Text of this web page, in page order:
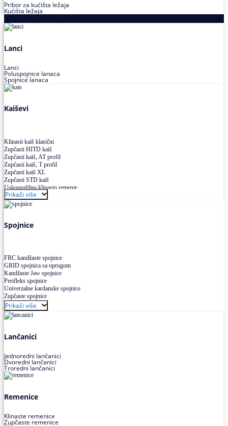
Pribor za kućišta ležaja
Kućišta ležaja
Lanci
Lanci
Poluspojnice lanaca
Spojnice lanaca
Kaiševi
Klinasti kaiš klasični
Zupčasti HITD kaiš
Zupčasti kaiš, AT profil
Zupčasti kaiš, T profil
Zupčasti kaiš XL
Zupčasti STD kaiš
Uskoprofilno klinasto remenje
Uskoprofilno klinasto remenje spojeno
Uskoprofilno klinasto remenje XP extra power
Višekanalno remenje PJ,PK
Prikaži više
Spojnice
FRC kandžaste spojnice
GRID spojnica sa oprugom
Kandžaste Jaw spojnice
Perifleks spojnice
Univerzalne kardanske spojnice
Zupčaste spojnice
Prikaži više
Lančanici
Jednoredni lančanici
Dvoredni lančanici
Troredni lančanici
Remenice
Klinaste remenice
Zupčaste remenice